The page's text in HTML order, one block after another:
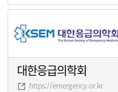
대한응급의학회
https://emergency.or.kr